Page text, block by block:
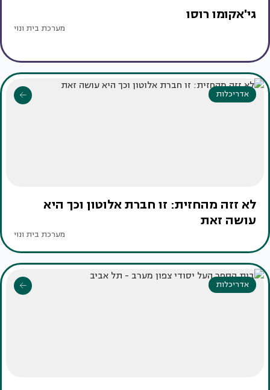
גי'אקומו רוסו
מערכת בית ונוי
אדריכלות
לא זזה מהחזית: זו חברת אלוטון וכך היא
עושה זאת
מערכת בית ונוי
אדריכלות